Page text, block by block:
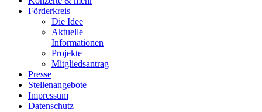
Förderkreis
Die Idee
Aktuelle
Informationen
Projekte
Mitgliedsantrag
Presse
Stellenangebote
Impressum
Datenschutz